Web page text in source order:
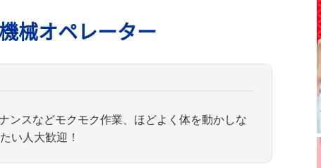
械オペレーター
ンスなどモクモク作業、ほどよく体を動かしな
い人大歓迎！